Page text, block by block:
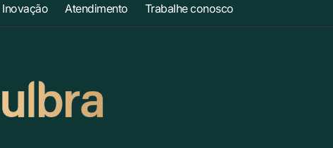
Inovação Atendimento Trabalhe conosco